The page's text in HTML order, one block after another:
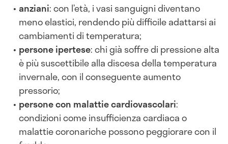
anziani: con l’età, i vasi sanguigni diventano
meno elastici, rendendo più difficile adattarsi ai
cambiamenti di temperatura;
persone ipertese: chi già soffre di pressione alta
è più suscettibile alla discesa della temperatura
invernale, con il conseguente aumento
pressorio;
persone con malattie cardiovascolari:
condizioni come insufficienza cardiaca o
malattie coronariche possono peggiorare con il